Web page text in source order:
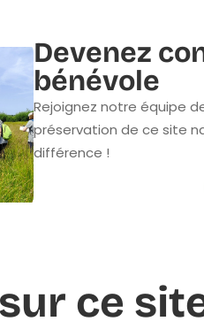
Devenez
bénévole
Rejoignez notre équipe
préservation de ce site
différence !
ce